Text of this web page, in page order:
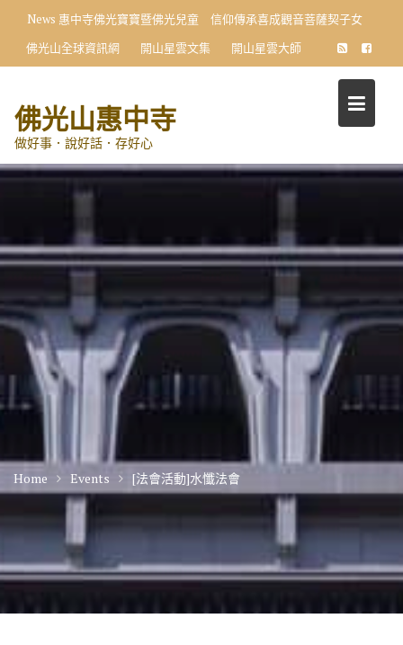
content
News 惠中寺佛光寶寶暨佛光兒童 信仰傳承喜成觀音菩薩契子女
佛光山全球資訊網
開山星雲文集 開山星雲大師
佛光山惠中寺
做好事．說好話．存好心
Home Events [法會活動]水懺法會